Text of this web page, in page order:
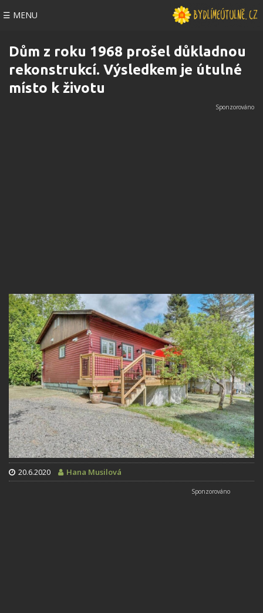
☰ MENU
Dům z roku 1968 prošel důkladnou
rekonstrukcí. Výsledkem je útulné
místo k životu
20.6.2020 Hana Musilová